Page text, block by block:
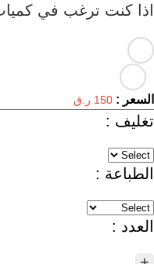
اذا كنت ترغب في
السعر : 150 ر.ق
تغليف :
الطباعة :
العدد :